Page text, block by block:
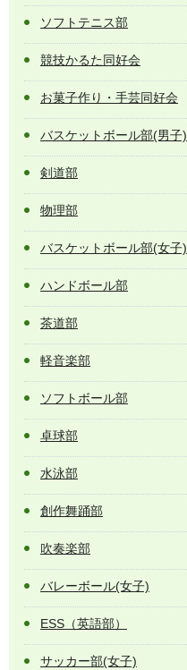
ソフトテニス部
競技かるた同好会
お菓子作り・手芸同好会
バスケットボール部(男子)
剣道部
物理部
バスケットボール部(女子)
ハンドボール部
茶道部
軽音楽部
ソフトボール部
卓球部
水泳部
創作舞踊部
吹奏楽部
バレーボール(女子)
ESS（英語部）
サッカー部(女子)